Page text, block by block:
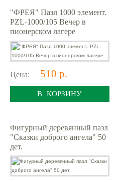
"ФРЕЯ" Пазл 1000 элемент.
PZL-1000/105 Вечер в
пионерском лагере
Цена: 510 р.
В КОРЗИНУ
Фигурный деревянный пазл
"Сказки доброго ангела" 50
дет.